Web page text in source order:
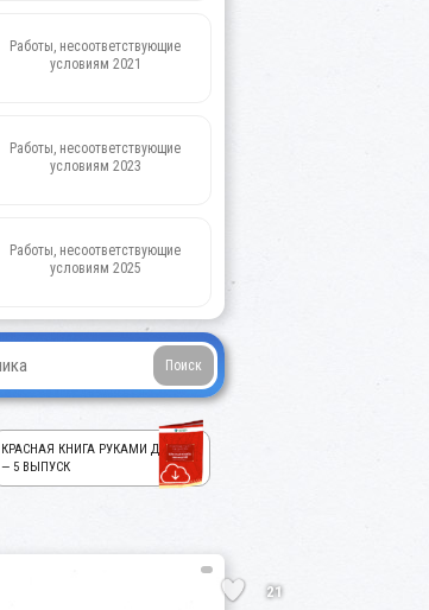
Работы, несоответствующие
условиям 2021
Работы, несоответствующие
условиям 2023
Работы, несоответствующие
условиям 2025
КРАСНАЯ КНИГА РУКАМИ ДЕТЕЙ!
— 5 ВЫПУСК
21